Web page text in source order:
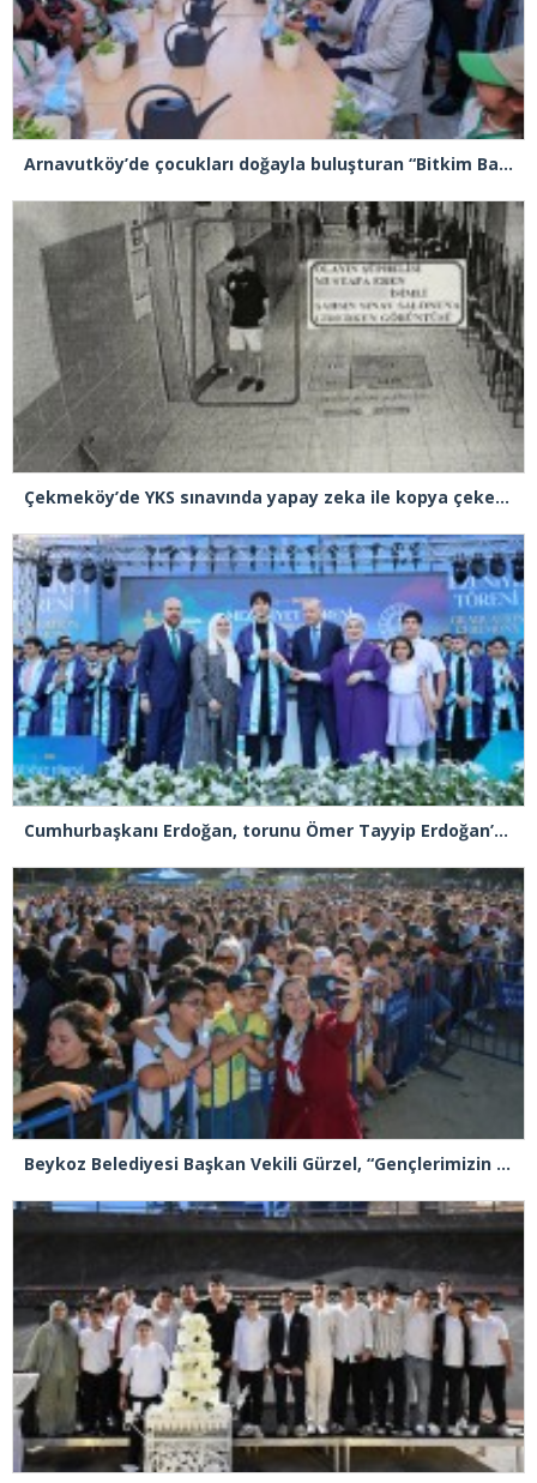
Arnavutköy’de çocukları doğayla buluşturan “Bitkim Bana Emanet” projesini hayata geçirildi
Çekmeköy’de YKS sınavında yapay zeka ile kopya çeken şüpheli tutuklandı
Cumhurbaşkanı Erdoğan, torunu Ömer Tayyip Erdoğan’a diplomasını takdim etti
Beykoz Belediyesi Başkan Vekili Gürzel, “Gençlerimizin sesine kulak verdik”